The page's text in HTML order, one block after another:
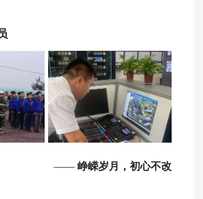
—— 峥嵘岁月，初心不改